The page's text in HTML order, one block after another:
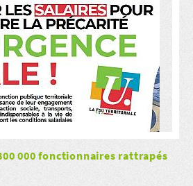
000 fonctionnaires rattrapés